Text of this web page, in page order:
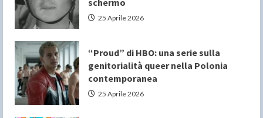
25 Aprile 2026
“Proud” di HBO: una serie sulla
genitorialità queer nella Polonia
contemporanea
25 Aprile 2026